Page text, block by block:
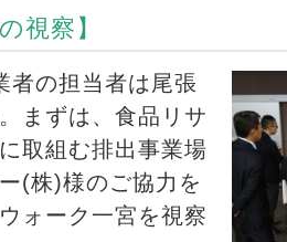
視察】
者の担当者は尾張
まずは、食品リサ
取組む排出事業場
(株)様のご協力を
ォーク一宮を視察